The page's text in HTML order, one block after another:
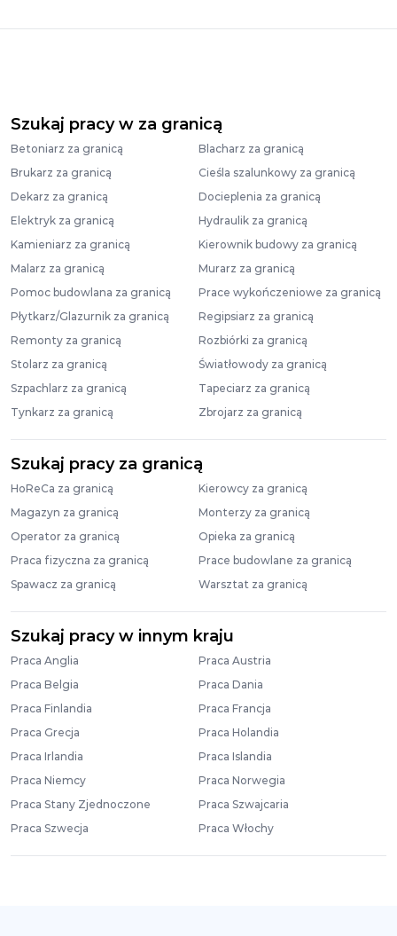
Szukaj pracy w za granicą
Betoniarz za granicą
Blacharz za granicą
Brukarz za granicą
Cieśla szalunkowy za granicą
Dekarz za granicą
Docieplenia za granicą
Elektryk za granicą
Hydraulik za granicą
Kamieniarz za granicą
Kierownik budowy za granicą
Malarz za granicą
Murarz za granicą
Pomoc budowlana za granicą
Prace wykończeniowe za granicą
Płytkarz/Glazurnik za granicą
Regipsiarz za granicą
Remonty za granicą
Rozbiórki za granicą
Stolarz za granicą
Światłowody za granicą
Szpachlarz za granicą
Tapeciarz za granicą
Tynkarz za granicą
Zbrojarz za granicą
Szukaj pracy za granicą
HoReCa za granicą
Kierowcy za granicą
Magazyn za granicą
Monterzy za granicą
Operator za granicą
Opieka za granicą
Praca fizyczna za granicą
Prace budowlane za granicą
Spawacz za granicą
Warsztat za granicą
Szukaj pracy w innym kraju
Praca Anglia
Praca Austria
Praca Belgia
Praca Dania
Praca Finlandia
Praca Francja
Praca Grecja
Praca Holandia
Praca Irlandia
Praca Islandia
Praca Niemcy
Praca Norwegia
Praca Stany Zjednoczone
Praca Szwajcaria
Praca Szwecja
Praca Włochy